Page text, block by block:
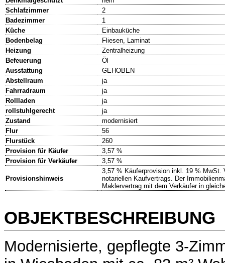
Schlafzimmer
2
Badezimmer
1
Küche
Einbauküche
Bodenbelag
Fliesen, Laminat
Heizung
Zentralheizung
Befeuerung
Öl
Ausstattung
GEHOBEN
Abstellraum
ja
Fahrradraum
ja
Rollladen
ja
rollstuhlgerecht
ja
Zustand
modernisiert
Flur
56
Flurstück
260
Provision für Käufer
3,57 %
Provision für Verkäufer
3,57 %
Provisionshinweis
3,57 % Käuferprovision inkl. 19 % MwSt.
notariellen Kaufvertrags. Der
Maklervertrag mit dem Verkäufer in
OBJEKTBESCHREIBUNG
Modernisierte, gepflegte 3-